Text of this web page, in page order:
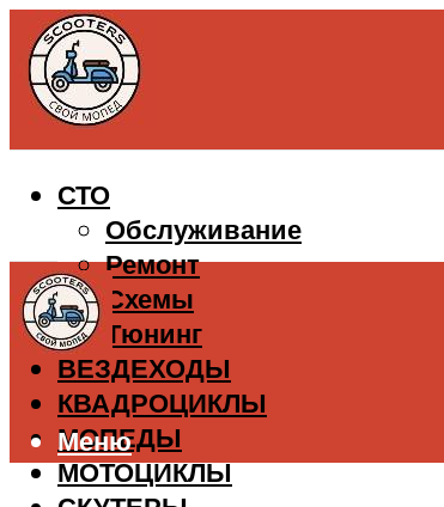
СТО
Обслуживание
Ремонт
Схемы
Тюнинг
ВЕЗДЕХОДЫ
КВАДРОЦИКЛЫ
МОПЕДЫ
МОТОЦИКЛЫ
Меню